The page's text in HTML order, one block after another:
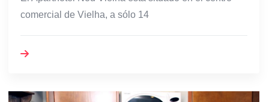
comercial de Vielha, a sólo 14